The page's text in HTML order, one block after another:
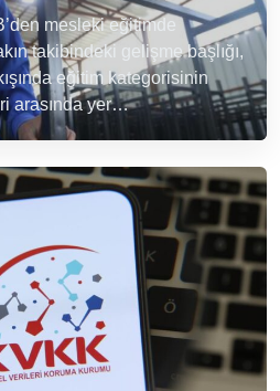
mesleki eğitimde
takibindeki gelişme başlığı,
eğitim kategorisinin
arasında yer…